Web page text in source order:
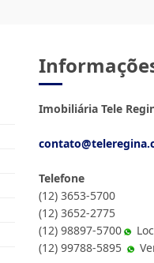
Imobiliária Tele
Telefone
(12) 3653-5700
(12) 3652-2775
(12) 98897-5700
(12) 99788-5895